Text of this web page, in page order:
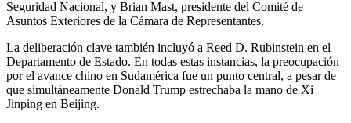
Seguridad Nacional, y Brian Mast, presidente del Comité de
Asuntos Exteriores de la Cámara de Representantes.
La deliberación clave también incluyó a Reed D. Rubinstein en el
Departamento de Estado. En todas estas instancias, la preocupación
por el avance chino en Sudamérica fue un punto central, a pesar de
que simultáneamente Donald Trump estrechaba la mano de Xi
Jinping en Beijing.